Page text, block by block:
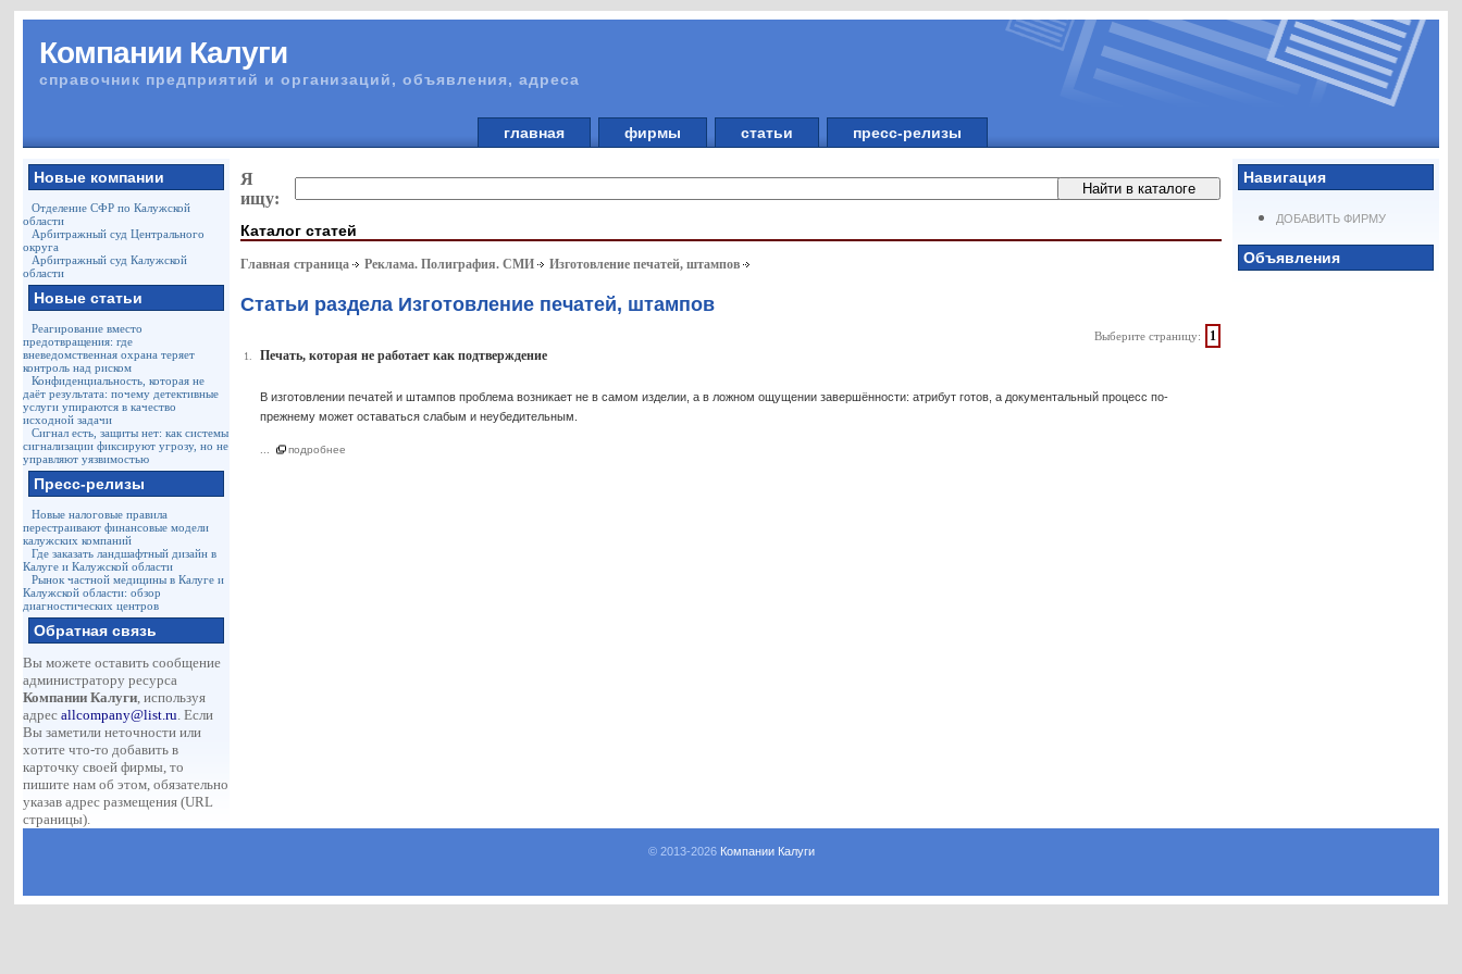
Компании Калуги
справочник предприятий и организаций, объявления, адреса
главная фирмы статьи пресс-релизы
Новые компании
Отделение СФР по Калужской
области
Арбитражный суд Центрального
округа
Арбитражный суд Калужской
области
Новые статьи
Реагирование вместо
предотвращения: где
вневедомственная охрана теряет
контроль над риском
Конфиденциальность, которая не
даёт результата: почему детективные
услуги упираются в качество
исходной задачи
Сигнал есть, защиты нет: как системы
сигнализации фиксируют угрозу, но не
управляют уязвимостью
Пресс-релизы
Новые налоговые правила
перестраивают финансовые модели
калужских компаний
Где заказать ландшафтный дизайн в
Калуге и Калужской области
Рынок частной медицины в Калуге и
Калужской области: обзор
диагностических центров
Обратная связь
Вы можете оставить сообщение
администратору ресурса
Компании Калуги, используя
адресallcompany@list.ru. Если
Вы заметили неточности или
хотите что-то добавить в
карточку своей фирмы, то
пишите нам об этом, обязательно
указав адрес размещения (URL
страницы).
Навигация
ДОБАВИТЬ ФИРМУ
Объявления
Я
ищу:
Каталог статей
Главная страница Реклама. Полиграфия. СМИ Изготовление печатей, штампов
Статьи раздела Изготовление печатей, штампов
Выберите страницу: 1
1. Печать, которая не работает как подтверждение
В изготовлении печатей и штампов проблема возникает не в самом изделии, а в ложном ощущении завершённости: атрибут готов, а документальный процесс по-
прежнему может оставаться слабым и неубедительным.
подробнее
© 2013-2026 Компании Калуги